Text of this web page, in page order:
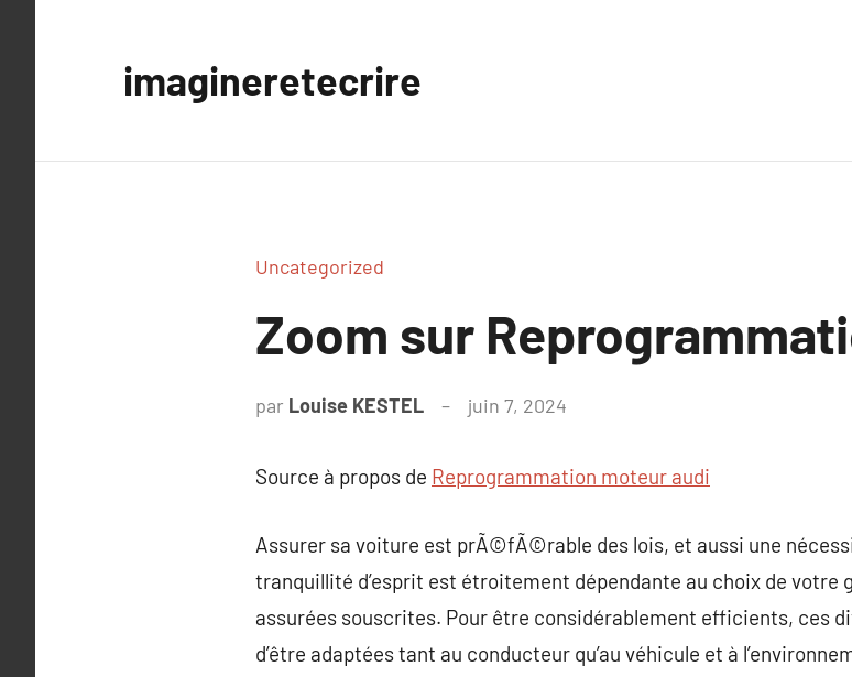
imagineretecrire
Uncategorized
Zoom sur
par Louise KESTEL juin 7, 2024
Source à propos de Reprogrammation moteur audi
Assurer sa voiture est prÃ©fÃ©rable des lois, et aussi une
tranquillité d’esprit est étroitement dépendante au choix de votre
assurées souscrites. Pour être considérablement efficients, ces
d’être adaptées tant au conducteur qu’au véhicule et à